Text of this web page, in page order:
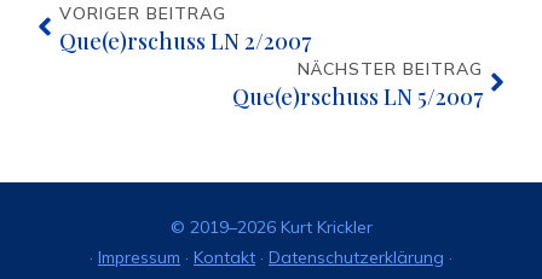
VORIGER BEITRAG
Que(e)rschuss LN 2/2007
NÄCHSTER BEITRAG
Que(e)rschuss LN 5/2007
© 2019–2026 Kurt Krickler
· Impressum · Kontakt · Datenschutzerklärung ·